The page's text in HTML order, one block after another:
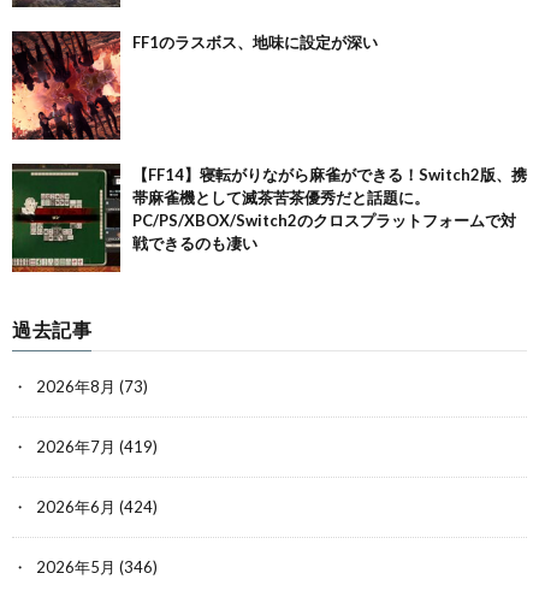
逆にティーダをやたら持ち上げたい奴
と 両方いる気はしてる
504:名前が無い＠ただの名無しのようだ (ｱｳｱｳｳｰ Sa0f-Kg8D
[106.128.60.134])2022/01/07(金) 23:01:52.94
ID:ID:hJHYR+sza
ティーダはボロクソ言われてたよ どう
やっても強くなることないくらいに言
われてた
505:名前が無い＠ただの名無しのようだ (ﾜｯﾁｮｲ ebf3-KzDb
2022/01/07(金) 23:02:30.25 ID:ID:t9J6eP880
ティーダはBT来たことにより満足して成仏した
FF1のラスボス、地味に設定が深い
【FF14】寝転がりながら麻雀ができる！Switch2版、携
帯麻雀機として滅茶苦茶優秀だと話題に。
PC/PS/XBOX/Switch2のクロスプラットフォームで対
戦できるのも凄い
過去記事
2026年8月 (73)
2026年7月 (419)
2026年6月 (424)
2026年5月 (346)